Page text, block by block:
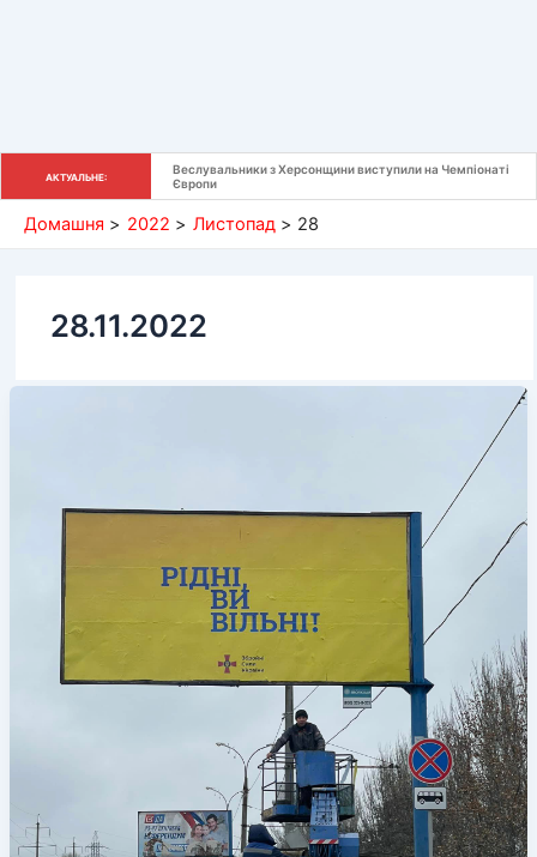
АКТУАЛЬНЕ:
Веслувальники з Херсонщини виступили на Чемпіонаті
Європи
Домашня 2022 Листопад 28
28.11.2022